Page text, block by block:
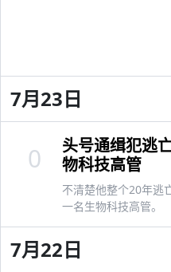
7月23日
头号通缉犯逃
物科技高管
不清楚他整个20年逃
一名生物科技高管。
0
7月22日